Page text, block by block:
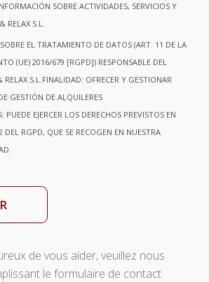
SOBRE ACTIVIDADES, SERVICIOS Y
RELAX S.L.
EL TRATAMIENTO DE DATOS (ART. 11 DE LA
(UE) 2016/679 [RGPD]) RESPONSABLE DEL
S.L.FINALIDAD: OFRECER Y GESTIONAR
GESTIÓN DE ALQUILERES
PUEDE EJERCER LOS DERECHOS PREVISTOS EN
DEL RGPD, QUE SE RECOGEN EN NUESTRA
de vous aider, veuillez nous
le formulaire de contact.